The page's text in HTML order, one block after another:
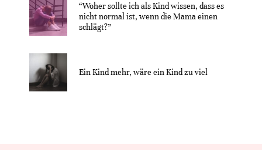
“Woher sollte ich als Kind wissen, dass es
nicht normal ist, wenn die Mama einen
schlägt?”
Ein Kind mehr, wäre ein Kind zu viel